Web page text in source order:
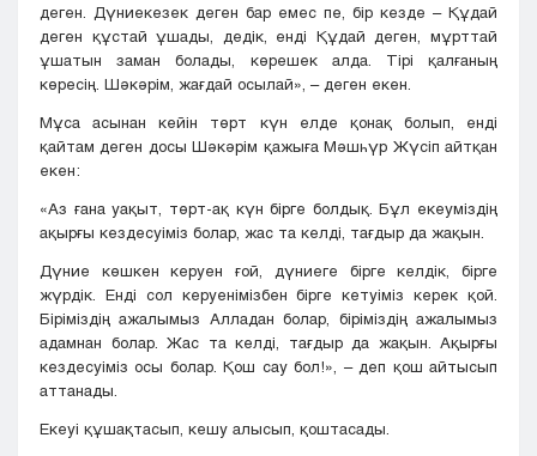
деген. Дүниекезек деген бар емес пе, бір кезде – Құдай
деген құстай ұшады, дедік, енді Құдай деген, мұрттай
ұшатын заман болады, көрешек алда. Тірі қалғаның
көресің. Шәкәрім, жағдай осылай», – деген екен.
Мұса асынан кейін төрт күн елде қонақ болып, енді
қайтам деген досы Шәкәрім қажыға Мәшһүр Жүсіп айтқан
екен:
«Аз ғана уақыт, төрт-ақ күн бірге болдық. Бұл екеуміздің
ақырғы кездесуіміз болар, жас та келді, тағдыр да жақын.
Дүние көшкен керуен ғой, дүниеге бірге келдік, бірге
жүрдік. Енді сол керуенімізбен бірге кетуіміз керек қой.
Біріміздің ажалымыз Алладан болар, біріміздің ажалымыз
адамнан болар. Жас та келді, тағдыр да жақын. Ақырғы
кездесуіміз осы болар. Қош сау бол!», – деп қош айтысып
аттанады.
Екеуі құшақтасып, кешу алысып, қоштасады.